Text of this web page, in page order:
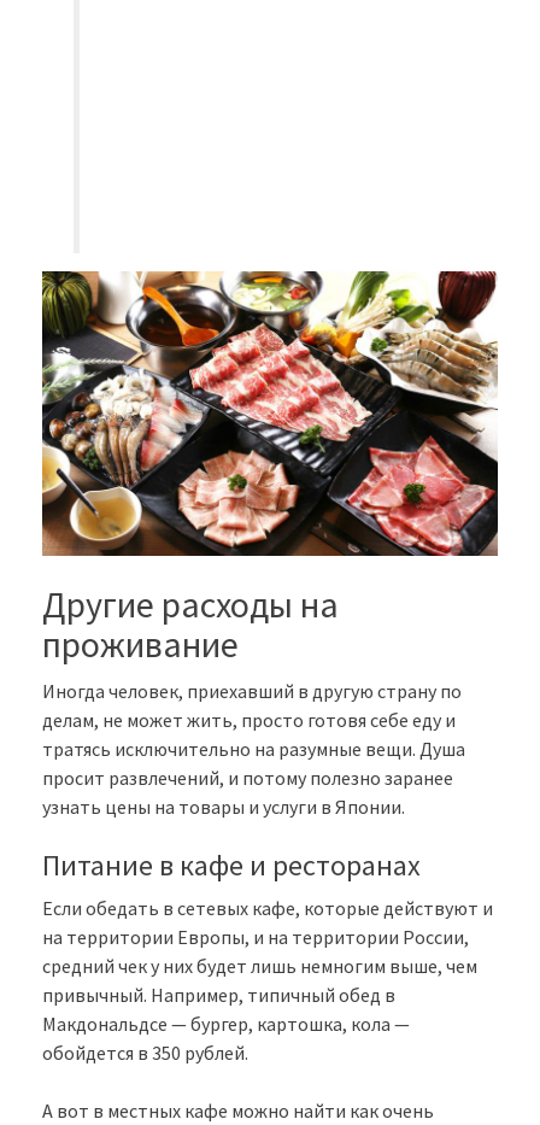
Другие расходы на
проживание
Иногда человек, приехавший в другую страну по
делам, не может жить, просто готовя себе еду и
тратясь исключительно на разумные вещи. Душа
просит развлечений, и потому полезно заранее
узнать цены на товары и услуги в Японии.
Питание в кафе и ресторанах
Если обедать в сетевых кафе, которые действуют и
на территории Европы, и на территории России,
средний чек у них будет лишь немногим выше, чем
привычный. Например, типичный обед в
Макдональдсе — бургер, картошка, кола —
обойдется в 350 рублей.
А вот в местных кафе можно найти как очень